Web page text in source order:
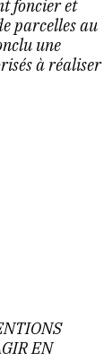
foncier et
parcelles au
une
à réaliser
EN